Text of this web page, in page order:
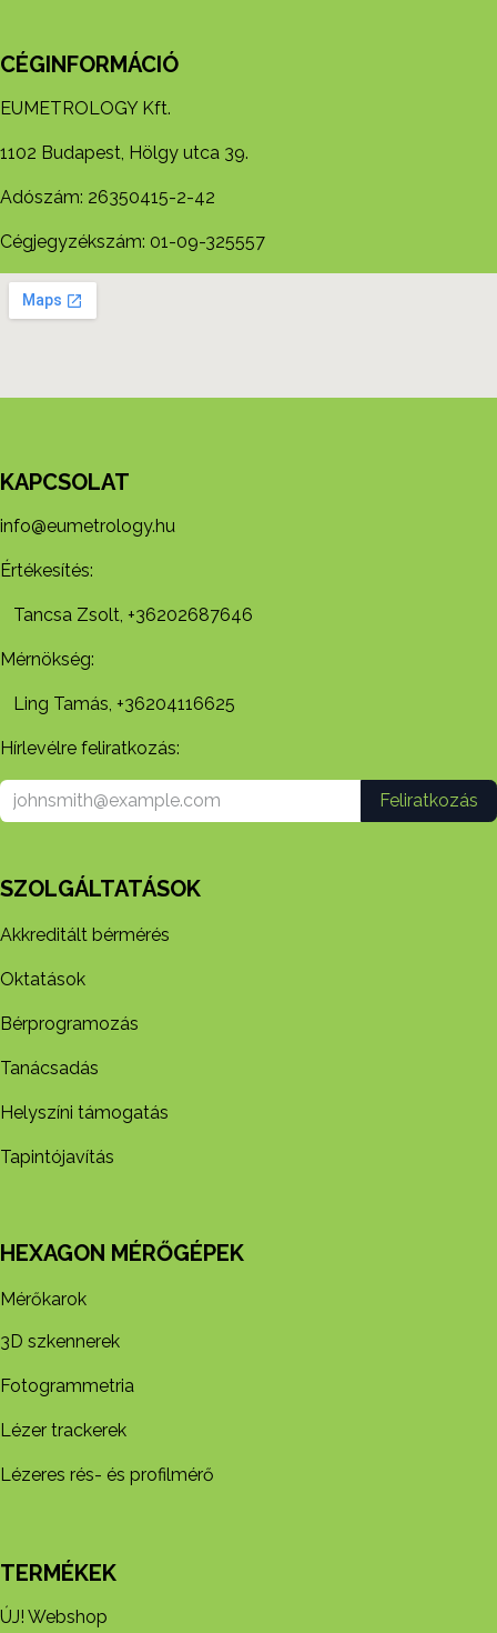
CÉGINFORMÁCIÓ
EUMETROLOGY Kft.
1102 Budapest, Hölgy utca 39.
Adószám: 26350415-2-42
Cégjegyzékszám: 01-09-325557
KAPCSOLAT
info@eumetrology.hu
Értékesítés:
Tancsa Zsolt, +36202687646
Mérnökség:
Ling Tamás, +36204116625
Hírlevélre feliratkozás:
Feliratkozás
SZOLGÁLTATÁSOK
Akkreditált bérmérés
Oktatások
Bérprogramozás
Tanácsadás
Helyszíni támogatás
Tapintójavítás
HEXAGON MÉRŐGÉPEK
Mérőkarok
3D szkennerek
Fotogrammetria
Lézer trackerek
Lézeres rés- és profilmérő
TERMÉKEK
ÚJ! Webshop